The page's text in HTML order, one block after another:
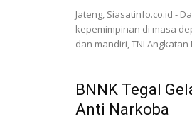
Jateng, Siasatinfo.co.id -
kepemimpinan di masa
dan mandiri, TNI
BNNK Tegal
Anti Narkoba